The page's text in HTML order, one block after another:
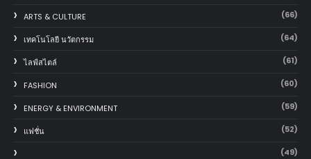
ARTS & CULTURE (66)
เทคโนโลยี นวัตกรรม (64)
ไลฟ์สไตล์ (61)
FASHION (60)
ENERGY & ENVIRONMENT (59)
แฟชั่น (52)
(49)